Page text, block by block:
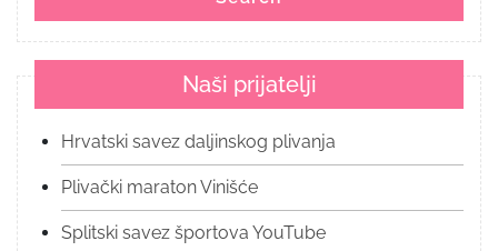
Naši prijatelji
Hrvatski savez daljinskog plivanja
Plivački maraton Vinišće
Splitski savez športova YouTube